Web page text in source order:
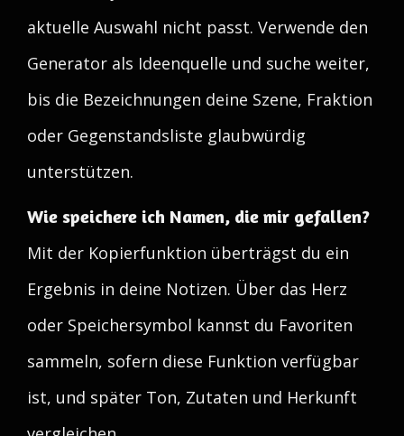
aktuelle Auswahl nicht passt. Verwende den
Generator als Ideenquelle und suche weiter,
bis die Bezeichnungen deine Szene, Fraktion
oder Gegenstandsliste glaubwürdig
unterstützen.
Wie speichere ich Namen, die mir gefallen?
Mit der Kopierfunktion überträgst du ein
Ergebnis in deine Notizen. Über das Herz
oder Speichersymbol kannst du Favoriten
sammeln, sofern diese Funktion verfügbar
ist, und später Ton, Zutaten und Herkunft